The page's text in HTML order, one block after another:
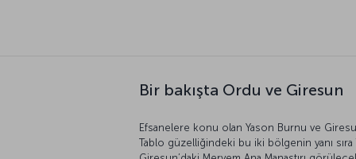
Bir bakışta Ordu ve Giresun
Efsanelere konu olan Yason Burnu ve
Tablo güzelliğindeki bu iki bölgenin yanı